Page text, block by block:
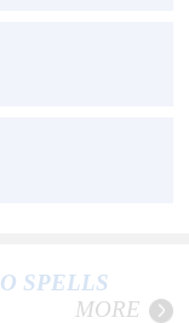
SPELLS
MORE